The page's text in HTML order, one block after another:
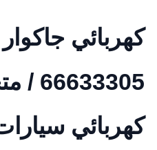
كهربائي
كهربائي